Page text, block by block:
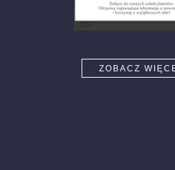
ZOBACZ